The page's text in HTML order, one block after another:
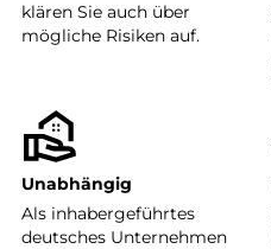
klären Sie auch über
mögliche Risiken auf.
Unabhängig
Als inhabergeführtes
deutsches Unternehmen